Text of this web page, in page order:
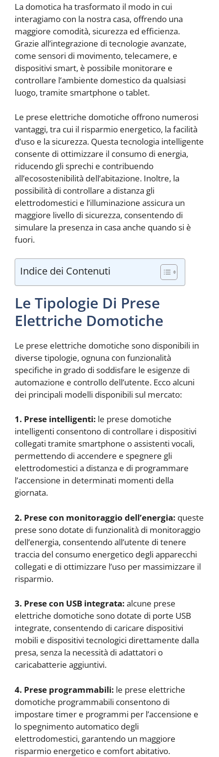
La domotica ha trasformato il modo in cui
interagiamo con la nostra casa, offrendo una
maggiore comodità, sicurezza ed efficienza.
Grazie all’integrazione di tecnologie avanzate,
come sensori di movimento, telecamere, e
dispositivi smart, è possibile monitorare e
controllare l’ambiente domestico da qualsiasi
luogo, tramite smartphone o tablet.
Le prese elettriche domotiche offrono numerosi
vantaggi, tra cui il risparmio energetico, la facilità
d’uso e la sicurezza. Questa tecnologia intelligente
consente di ottimizzare il consumo di energia,
riducendo gli sprechi e contribuendo
all’ecosostenibilità dell’abitazione. Inoltre, la
possibilità di controllare a distanza gli
elettrodomestici e l’illuminazione assicura un
maggiore livello di sicurezza, consentendo di
simulare la presenza in casa anche quando si è
fuori.
Indice dei Contenuti
Le Tipologie Di Prese
Elettriche Domotiche
Le prese elettriche domotiche sono disponibili in
diverse tipologie, ognuna con funzionalità
specifiche in grado di soddisfare le esigenze di
automazione e controllo dell’utente. Ecco alcuni
dei principali modelli disponibili sul mercato:
1. Prese intelligenti: le prese domotiche
intelligenti consentono di controllare i dispositivi
collegati tramite smartphone o assistenti vocali,
permettendo di accendere e spegnere gli
elettrodomestici a distanza e di programmare
l’accensione in determinati momenti della
giornata.
2. Prese con monitoraggio dell’energia: queste
prese sono dotate di funzionalità di monitoraggio
dell’energia, consentendo all’utente di tenere
traccia del consumo energetico degli apparecchi
collegati e di ottimizzare l’uso per massimizzare il
risparmio.
3. Prese con USB integrata: alcune prese
elettriche domotiche sono dotate di porte USB
integrate, consentendo di caricare dispositivi
mobili e dispositivi tecnologici direttamente dalla
presa, senza la necessità di adattatori o
caricabatterie aggiuntivi.
4. Prese programmabili: le prese elettriche
domotiche programmabili consentono di
impostare timer e programmi per l’accensione e
lo spegnimento automatico degli
elettrodomestici, garantendo un maggiore
risparmio energetico e comfort abitativo.